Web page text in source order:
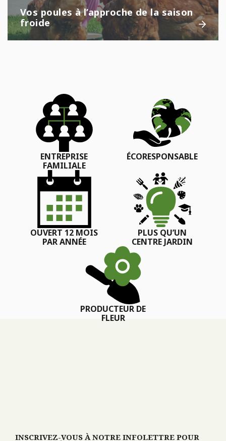
Vos poules à l’approche de la saison
froide
ENTREPRISE
FAMILIALE
ÉCORESPONSABLE
OUVERT 12 MOIS
PAR ANNÉE
PLUS QU’UN
CENTRE JARDIN
PRODUCTEUR DE
FLEUR
INSCRIVEZ-VOUS À NOTRE INFOLETTRE POUR